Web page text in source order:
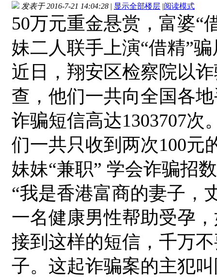
发表于 2016-7-21 14:04:28 | 显示全部楼层 |阅读模式
50万元重金悬赏，富婆“
妹二人联手上演“借精”
近日，翔安区检察院以
查，他们一共向全国各
诈骗短信高达1303707
们一共只收到两次100元
妹妹“兼职” 学会诈骗招数
“我是香港富商的妻子，
一名健康男性帮助受孕
接到这样的短信，千万
子。这起诈骗案的主犯